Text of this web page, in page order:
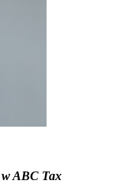
ABC Tax